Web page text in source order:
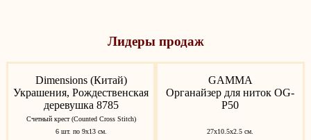
Лидеры продаж
Dimensions (Китай)
Украшения, Рождественская
деревушка 8785
Счетный крест (Counted Cross Stitch)
6 шт. по 9х13 см.
GAMMA
Органайзер для ниток OG-
P50
27х10.5х2.5 см.